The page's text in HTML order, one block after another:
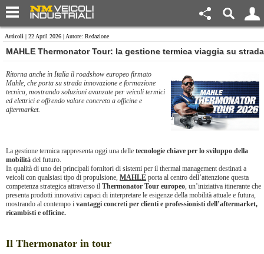
Articoli | 22 April 2026 | Autore: Redazione
MAHLE Thermonator Tour: la gestione termica viaggia su strada
Ritorna anche in Italia il roadshow europeo firmato
Mahle, che porta su strada innovazione e formazione
tecnica, mostrando soluzioni avanzate per veicoli termici
ed elettrici e offrendo valore concreto a officine e
aftermarket.
La gestione termica rappresenta oggi una delle tecnologie chiave per lo sviluppo della
mobilità del futuro.
In qualità di uno dei principali fornitori di sistemi per il thermal management destinati a
veicoli con qualsiasi tipo di propulsione, MAHLE porta al centro dell’attenzione questa
competenza strategica attraverso il Thermonator Tour europeo, un’iniziativa itinerante che
presenta prodotti innovativi capaci di interpretare le esigenze della mobilità attuale e futura,
mostrando al contempo i vantaggi concreti per clienti e professionisti dell’aftermarket,
ricambisti e officine.
Il Thermonator in tour